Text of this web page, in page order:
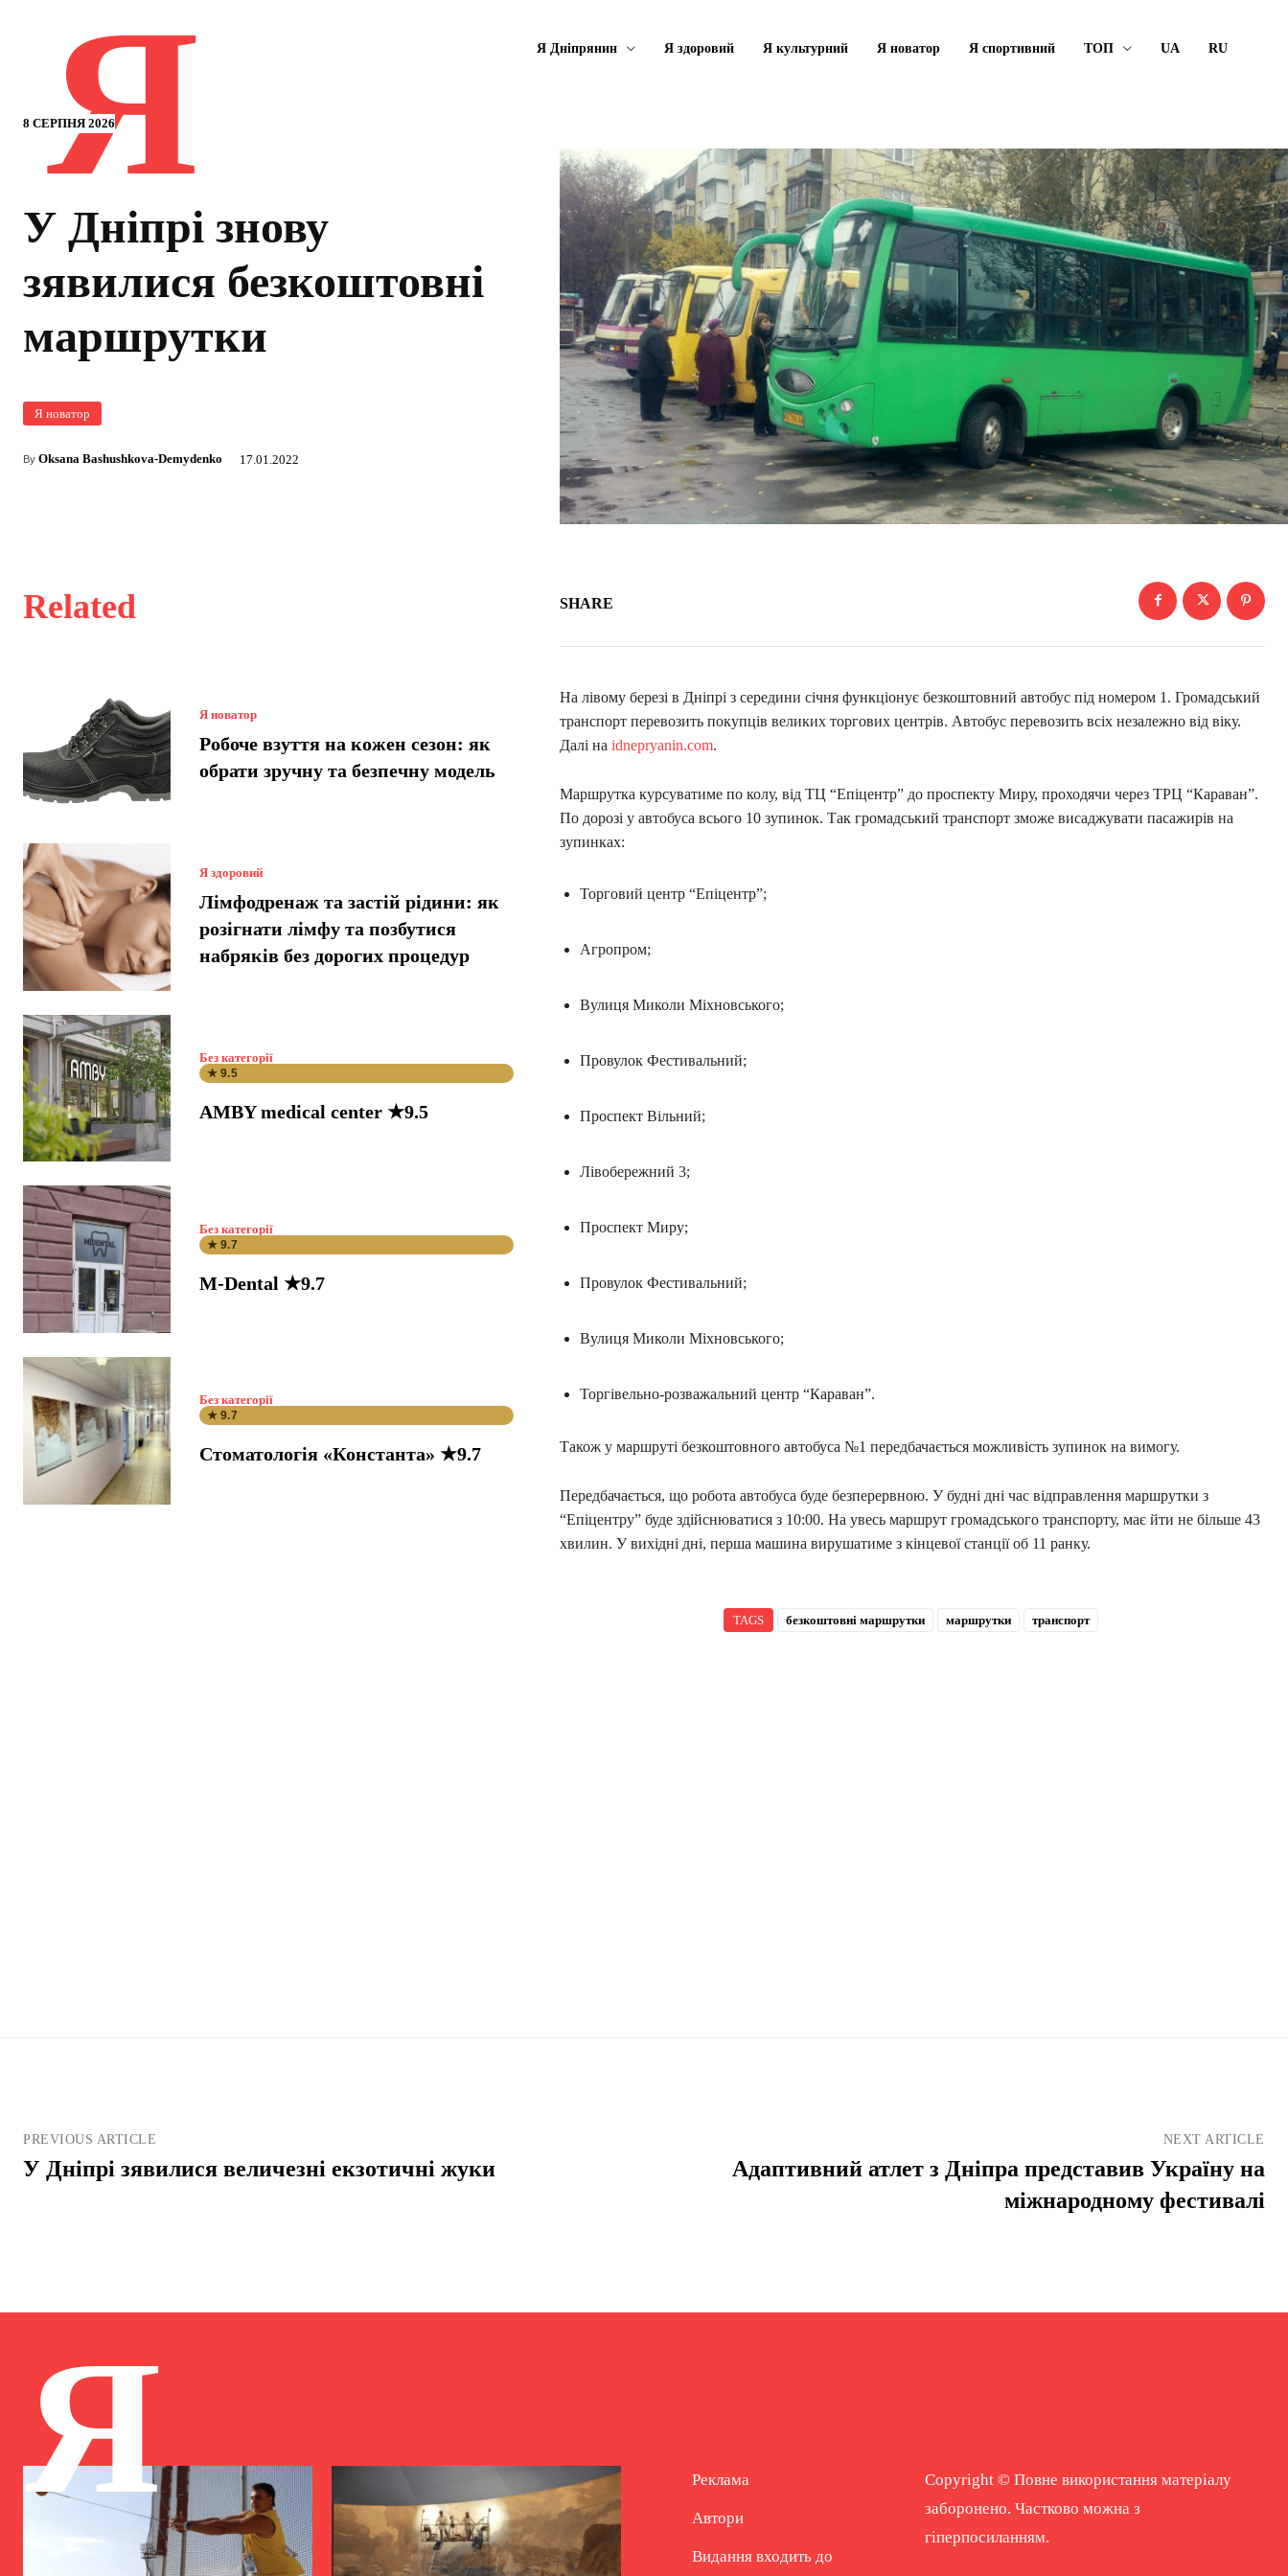
8 СЕРПНЯ 2026
Я Я Дніпрянин Я здоровий Я культурний Я новатор Я спортивний ТОП UA RU
У Дніпрі знову
зявилися безкоштовні
маршрутки
Я новатор
By Oksana Bashushkova-Demydenko 17.01.2022
Related
Я новатор
Робоче взуття на кожен сезон: як
обрати зручну та безпечну модель
Я здоровий
Лімфодренаж та застій рідини: як
розігнати лімфу та позбутися
набряків без дорогих процедур
Без категорії
★ 9.5
AMBY medical center ★9.5
Без категорії
★ 9.7
M-Dental ★9.7
Без категорії
★ 9.7
Стоматологія «Константа» ★9.7
SHARE
На лівому березі в Дніпрі з середини січня функціонує безкоштовний автобус під номером 1. Громадський
транспорт перевозить покупців великих торгових центрів. Автобус перевозить всіх незалежно від віку.
Далі на idnepryanin.com.
Маршрутка курсуватиме по колу, від ТЦ “Епіцентр” до проспекту Миру, проходячи через ТРЦ “Караван”.
По дорозі у автобуса всього 10 зупинок. Так громадський транспорт зможе висаджувати пасажирів на
зупинках:
Торговий центр “Епіцентр”;
Агропром;
Вулиця Миколи Міхновського;
Провулок Фестивальний;
Проспект Вільний;
Лівобережний 3;
Проспект Миру;
Провулок Фестивальний;
Вулиця Миколи Міхновського;
Торгівельно-розважальний центр “Караван”.
Також у маршруті безкоштовного автобуса №1 передбачається можливість зупинок на вимогу.
Передбачається, що робота автобуса буде безперервною. У будні дні час відправлення маршрутки з
“Епіцентру” буде здійснюватися з 10:00. На увесь маршрут громадського транспорту, має йти не більше 43
хвилин. У вихідні дні, перша машина вирушатиме з кінцевої станції об 11 ранку.
TAGS безкоштовні маршрутки маршрутки транспорт
PREVIOUS ARTICLE
У Дніпрі зявилися величезні екзотичні жуки
NEXT ARTICLE
Адаптивний атлет з Дніпра представив Україну на
міжнародному фестивалі
Я Реклама
Автори
Видання входить до
Copyright © Повне використання матеріалу
заборонено. Частково можна з
гіперпосиланням.